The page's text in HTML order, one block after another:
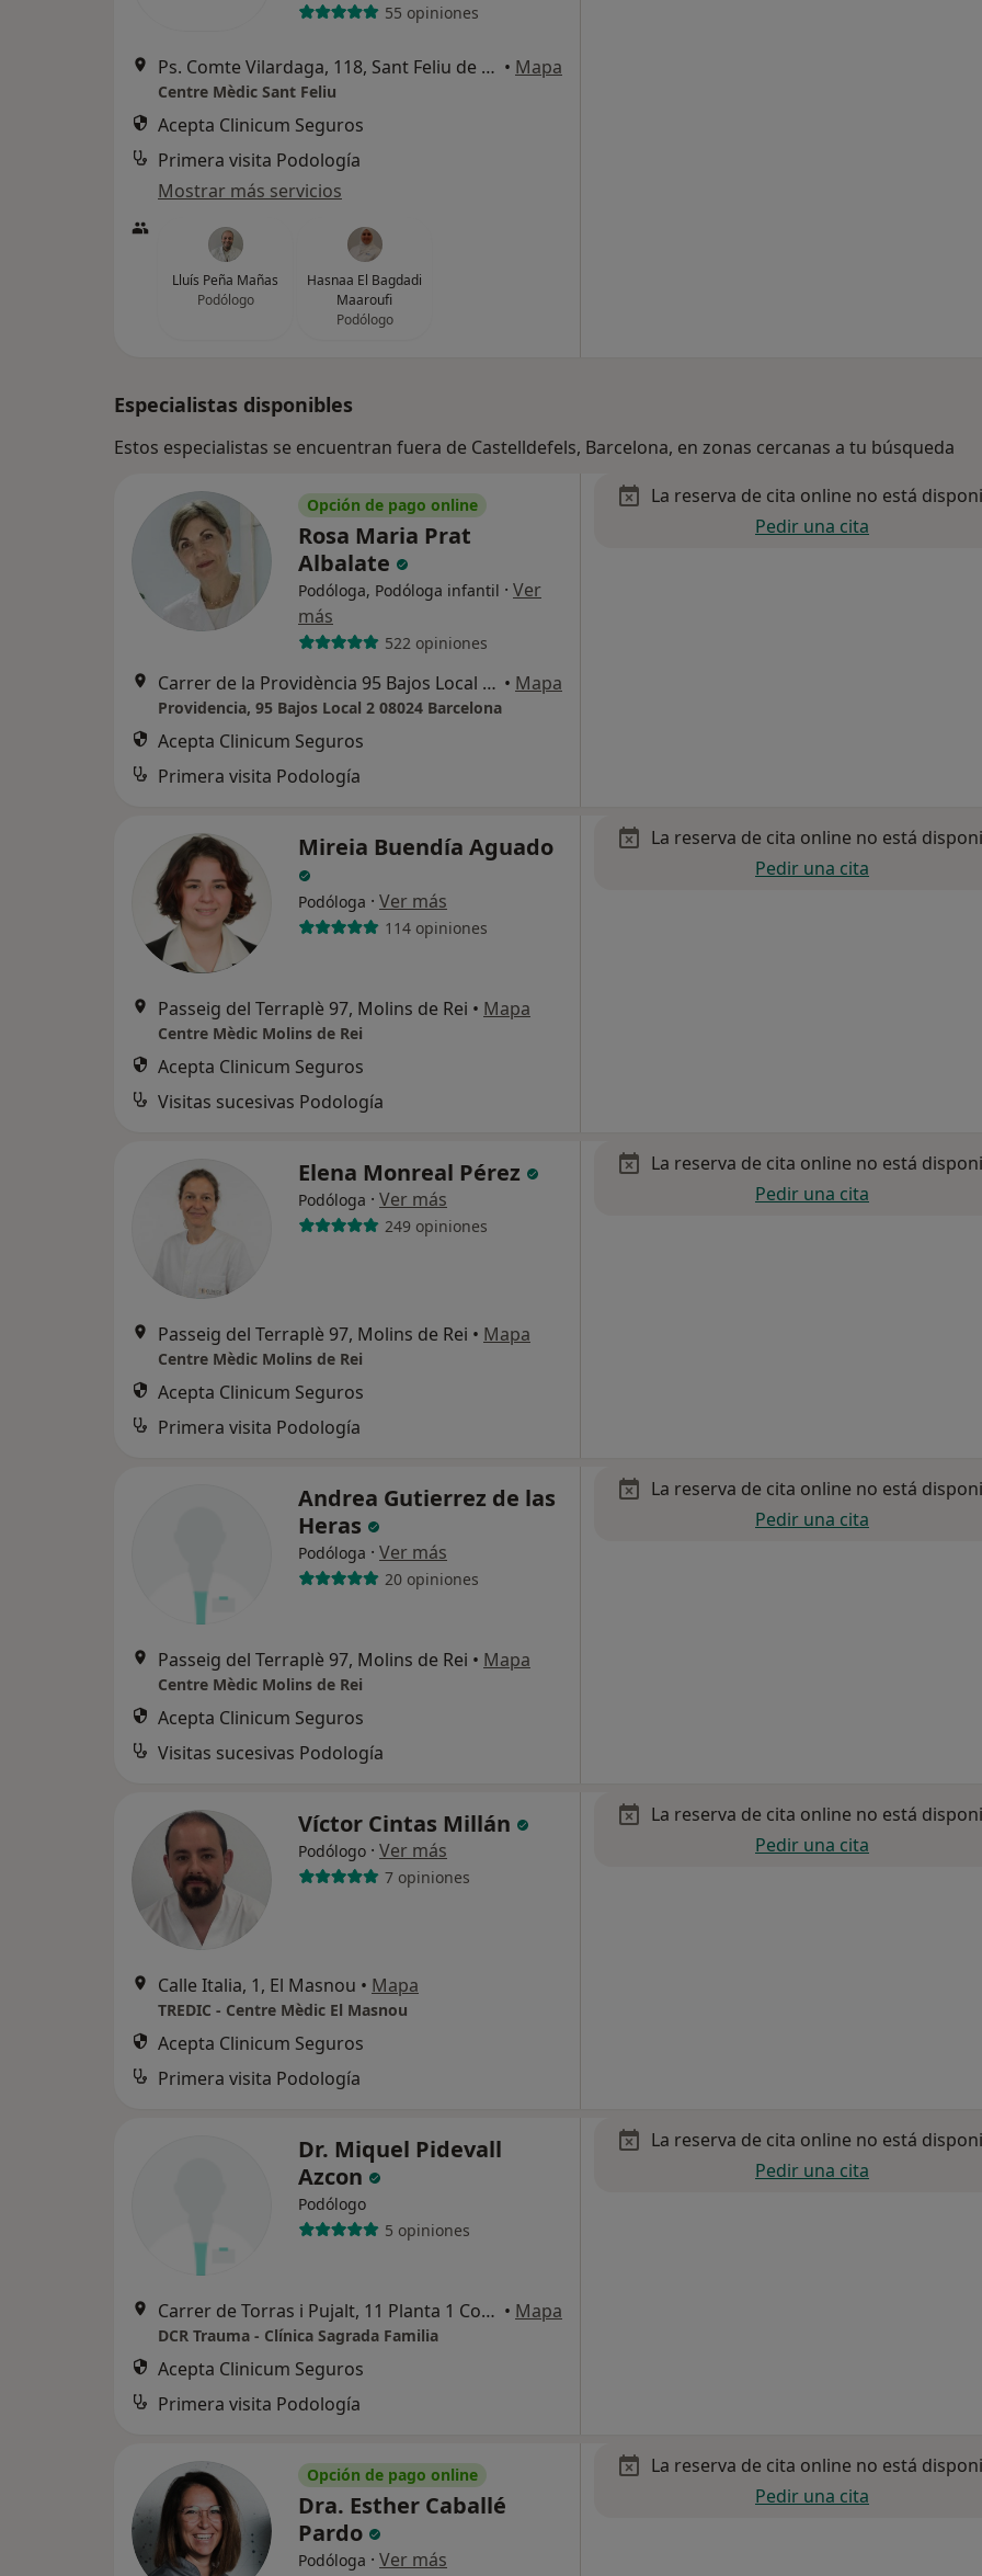
55 opiniones
Ps. Comte Vilardaga, 118, Sant Feliu de Llobregat • Mapa
Centre Mèdic Sant Feliu
Acepta Clinicum Seguros
Primera visita Podología
Mostrar más servicios
Lluís Peña Mañas
Podólogo
Hasnaa El Bagdadi
Maaroufi
Podólogo
Especialistas disponibles
Estos especialistas se encuentran fuera de Castelldefels, Barcelona, en zonas cercanas a tu búsqueda
Opción de pago online
Rosa Maria Prat
Albalate
Podóloga, Podóloga infantil · Ver
más
522 opiniones
Carrer de la Providència 95 Bajos Local 2, Barcelona • Mapa
Providencia, 95 Bajos Local 2 08024 Barcelona
Acepta Clinicum Seguros
Primera visita Podología
La reserva de cita online no está
Pedir una cita
Mireia Buendía Aguado
Podóloga · Ver más
114 opiniones
Passeig del Terraplè 97, Molins de Rei • Mapa
Centre Mèdic Molins de Rei
Acepta Clinicum Seguros
Visitas sucesivas Podología
La reserva de cita online no está
Pedir una cita
Elena Monreal Pérez
Podóloga · Ver más
249 opiniones
Passeig del Terraplè 97, Molins de Rei • Mapa
Centre Mèdic Molins de Rei
Acepta Clinicum Seguros
Primera visita Podología
La reserva de cita online no está
Pedir una cita
Andrea Gutierrez de las
Heras
Podóloga · Ver más
20 opiniones
Passeig del Terraplè 97, Molins de Rei • Mapa
Centre Mèdic Molins de Rei
Acepta Clinicum Seguros
Visitas sucesivas Podología
La reserva de cita online no está
Pedir una cita
Víctor Cintas Millán
Podólogo · Ver más
7 opiniones
Calle Italia, 1, El Masnou • Mapa
TREDIC - Centre Mèdic El Masnou
Acepta Clinicum Seguros
Primera visita Podología
La reserva de cita online no está
Pedir una cita
Dr. Miquel Pidevall
Azcon
Podólogo
5 opiniones
Carrer de Torras i Pujalt, 11 Planta 1 Consulta 6, Barcelona • Mapa
DCR Trauma - Clínica Sagrada Familia
Acepta Clinicum Seguros
Primera visita Podología
La reserva de cita online no está
Pedir una cita
Opción de pago online
Dra. Esther Caballé
Pardo
Podóloga · Ver más
La reserva de cita online no está
Pedir una cita